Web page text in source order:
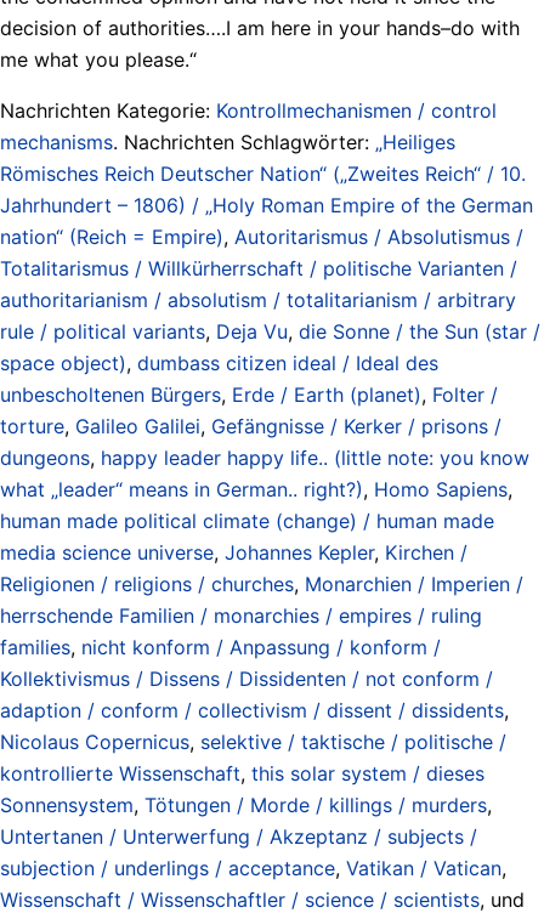
decision of authorities….I am here in your hands–do with
me what you please.“
Nachrichten Kategorie: Kontrollmechanismen / control
mechanisms. Nachrichten Schlagwörter: „Heiliges
Römisches Reich Deutscher Nation“ („Zweites Reich“ / 10.
Jahrhundert – 1806) / „Holy Roman Empire of the German
nation“ (Reich = Empire), Autoritarismus / Absolutismus /
Totalitarismus / Willkürherrschaft / politische Varianten /
authoritarianism / absolutism / totalitarianism / arbitrary
rule / political variants, Deja Vu, die Sonne / the Sun (star /
space object), dumbass citizen ideal / Ideal des
unbescholtenen Bürgers, Erde / Earth (planet), Folter /
torture, Galileo Galilei, Gefängnisse / Kerker / prisons /
dungeons, happy leader happy life.. (little note: you know
what „leader“ means in German.. right?), Homo Sapiens,
human made political climate (change) / human made
media science universe, Johannes Kepler, Kirchen /
Religionen / religions / churches, Monarchien / Imperien /
herrschende Familien / monarchies / empires / ruling
families, nicht konform / Anpassung / konform /
Kollektivismus / Dissens / Dissidenten / not conform /
adaption / conform / collectivism / dissent / dissidents,
Nicolaus Copernicus, selektive / taktische / politische /
kontrollierte Wissenschaft, this solar system / dieses
Sonnensystem, Tötungen / Morde / killings / murders,
Untertanen / Unterwerfung / Akzeptanz / subjects /
subjection / underlings / acceptance, Vatikan / Vatican,
Wissenschaft / Wissenschaftler / science / scientists, und